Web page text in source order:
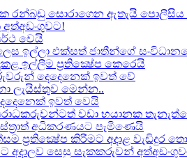
රන්බඩු සොරාගෙන ඇතැයි
වෙයි
ඉල්ලා එක්සත් ජාතීන්ගේ
ඉල්ලීම ප්‍රතික්‍ෂේප කෙරෙයි
දෙදෙනෙක් ඉවත් වේ
ලැයිස්තුව මෙන්න​..
ඉවත් වෙයි
වඩා භයානක
අධිකරණයට පැමිණෙයි
ප්‍රතික්‍ෂේප කිරීමට අදාළ වැඩිදුර
අදාලව​ සෙසු සැකකරුවන්